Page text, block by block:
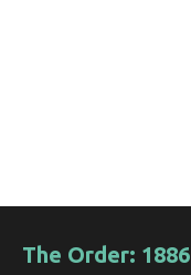
The Order: 1886